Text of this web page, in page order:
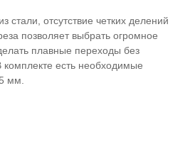
стали, отсутствие четких делений
позволяет выбрать огромное
плавные переходы без
есть необходимые
мм.